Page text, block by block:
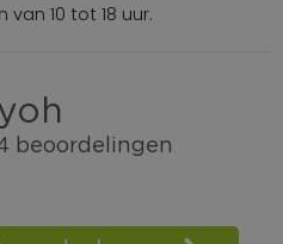
€ 100,=
10 tot 18 uur.